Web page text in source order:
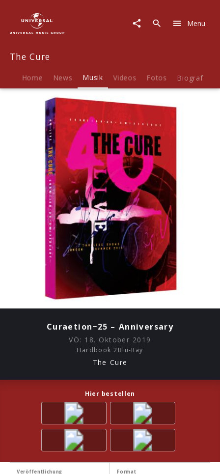
Musik
Curaetion-
Anniversary
Menu
The Cure
Home News Musik Videos Fotos Biografie
Curaetion−25 – Anniversary
VÖ: 18. Oktober 2019
Hardbook 2Blu-Ray
The Cure
Hier bestellen
Veröffentlichung Format